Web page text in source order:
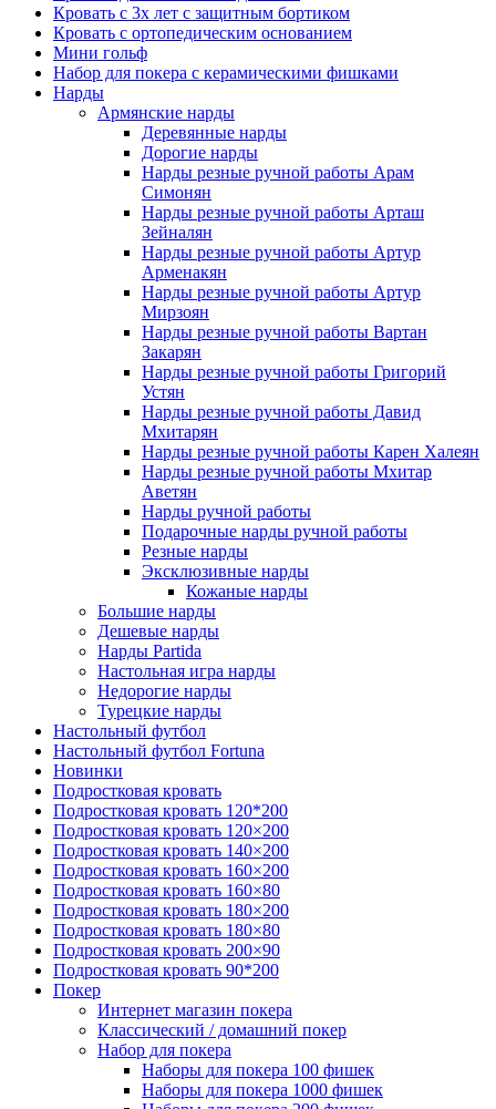
Кровать с 3х лет с защитным бортиком
Кровать с ортопедическим основанием
Мини гольф
Набор для покера с керамическими фишками
Нарды
Армянские нарды
Деревянные нарды
Дорогие нарды
Нарды резные ручной работы Арам
Симонян
Нарды резные ручной работы Арташ
Зейналян
Нарды резные ручной работы Артур
Арменакян
Нарды резные ручной работы Артур
Мирзоян
Нарды резные ручной работы Вартан
Закарян
Нарды резные ручной работы Григорий
Устян
Нарды резные ручной работы Давид
Мхитарян
Нарды резные ручной работы Карен Халеян
Нарды резные ручной работы Мхитар
Аветян
Нарды ручной работы
Подарочные нарды ручной работы
Резные нарды
Эксклюзивные нарды
Кожаные нарды
Большие нарды
Дешевые нарды
Нарды Partida
Настольная игра нарды
Недорогие нарды
Турецкие нарды
Настольный футбол
Настольный футбол Fortuna
Новинки
Подростковая кровать
Подростковая кровать 120*200
Подростковая кровать 120×200
Подростковая кровать 140×200
Подростковая кровать 160×200
Подростковая кровать 160×80
Подростковая кровать 180×200
Подростковая кровать 180×80
Подростковая кровать 200×90
Подростковая кровать 90*200
Покер
Интернет магазин покера
Классический / домашний покер
Набор для покера
Наборы для покера 100 фишек
Наборы для покера 1000 фишек